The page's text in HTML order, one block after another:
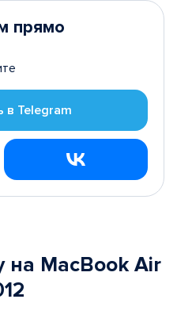
прямо
в Telegram
на MacBook Air